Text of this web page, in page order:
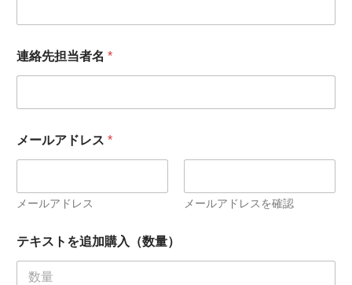
名
住
所
キ
ト
購
数
量
連絡先担当者名 *
メールアドレス *
メールアドレス メールアドレスを確認
テキストを追加購入（数量）